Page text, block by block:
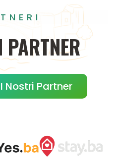
PARTNER
Nostri Partner